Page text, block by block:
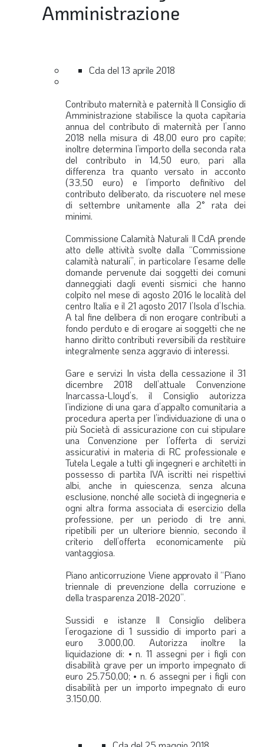
Amministrazione
Cda del 13 aprile 2018
Contributo maternità e paternità Il Consiglio di
Amministrazione stabilisce la quota capitaria
annua del contributo di maternità per l’anno
2018 nella misura di 48,00 euro pro capite;
inoltre determina l’importo della seconda rata
del contributo in 14,50 euro, pari alla
differenza tra quanto versato in acconto
(33,50 euro) e l’importo definitivo del
contributo deliberato, da riscuotere nel mese
di settembre unitamente alla 2° rata dei
minimi.
Commissione Calamità Naturali Il CdA prende
atto delle attività svolte dalla “Commissione
calamità naturali”, in particolare l’esame delle
domande pervenute dai soggetti dei comuni
danneggiati dagli eventi sismici che hanno
colpito nel mese di agosto 2016 le località del
centro Italia e il 21 agosto 2017 l’Isola d’Ischia.
A tal fine delibera di non erogare contributi a
fondo perduto e di erogare ai soggetti che ne
hanno diritto contributi reversibili da restituire
integralmente senza aggravio di interessi.
Gare e servizi In vista della cessazione il 31
dicembre 2018 dell’attuale Convenzione
Inarcassa-Lloyd’s, il Consiglio autorizza
l’indizione di una gara d’appalto comunitaria a
procedura aperta per l’individuazione di una o
più Società di assicurazione con cui stipulare
una Convenzione per l’offerta di servizi
assicurativi in materia di RC professionale e
Tutela Legale a tutti gli ingegneri e architetti in
possesso di partita IVA iscritti nei rispettivi
albi, anche in quiescenza, senza alcuna
esclusione, nonché alle società di ingegneria e
ogni altra forma associata di esercizio della
professione, per un periodo di tre anni,
ripetibili per un ulteriore biennio, secondo il
criterio dell’offerta economicamente più
vantaggiosa.
Piano anticorruzione Viene approvato il “Piano
triennale di prevenzione della corruzione e
della trasparenza 2018-2020”.
Sussidi e istanze Il Consiglio delibera
l’erogazione di 1 sussidio di importo pari a
euro 3.000,00. Autorizza inoltre la
liquidazione di: • n. 11 assegni per i figli con
disabilità grave per un importo impegnato di
euro 25.750,00; • n. 6 assegni per i figli con
disabilità per un importo impegnato di euro
3.150,00.